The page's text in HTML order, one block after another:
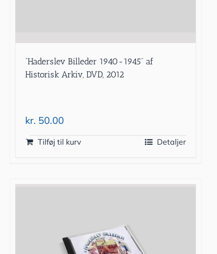
”Haderslev Billeder 1940-1945” af
Historisk Arkiv, DVD, 2012
kr. 50.00
Tilføj til kurv Detaljer